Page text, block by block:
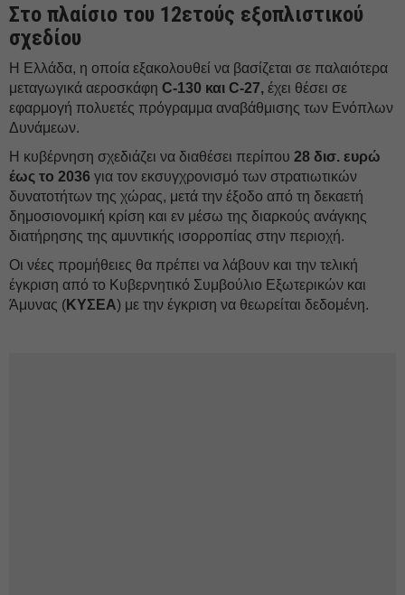
Στο πλαίσιο του 12ετούς εξοπλιστικού
σχεδίου
Η Ελλάδα, η οποία εξακολουθεί να βασίζεται σε παλαιότερα
μεταγωγικά αεροσκάφη C-130 και C-27, έχει θέσει σε
εφαρμογή πολυετές πρόγραμμα αναβάθμισης των Ενόπλων
Δυνάμεων.
Η κυβέρνηση σχεδιάζει να διαθέσει περίπου 28 δισ. ευρώ
έως το 2036 για τον εκσυγχρονισμό των στρατιωτικών
δυνατοτήτων της χώρας, μετά την έξοδο από τη δεκαετή
δημοσιονομική κρίση και εν μέσω της διαρκούς ανάγκης
διατήρησης της αμυντικής ισορροπίας στην περιοχή.
Οι νέες προμήθειες θα πρέπει να λάβουν και την τελική
έγκριση από το Κυβερνητικό Συμβούλιο Εξωτερικών και
Άμυνας (ΚΥΣΕΑ) με την έγκριση να θεωρείται δεδομένη.